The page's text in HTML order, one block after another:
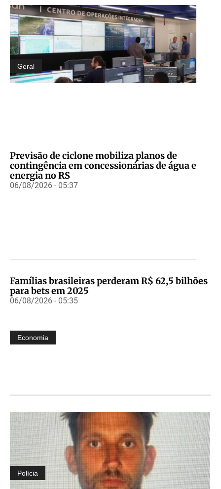
Geral
Previsão de ciclone mobiliza planos de
contingência em concessionárias de água e
energia no RS
06/08/2026 - 05:37
Economia
Famílias brasileiras perderam R$ 62,5 bilhões
para bets em 2025
06/08/2026 - 05:35
Polícia